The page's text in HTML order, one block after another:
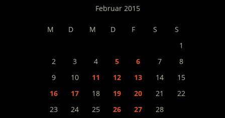
Februar 2015
M D M D F S
S
1
2
3 4 5 6 7
8
9
10 11 12 13 14
15
16
17 18 19 20 21
22
23
24 25 26 27
28